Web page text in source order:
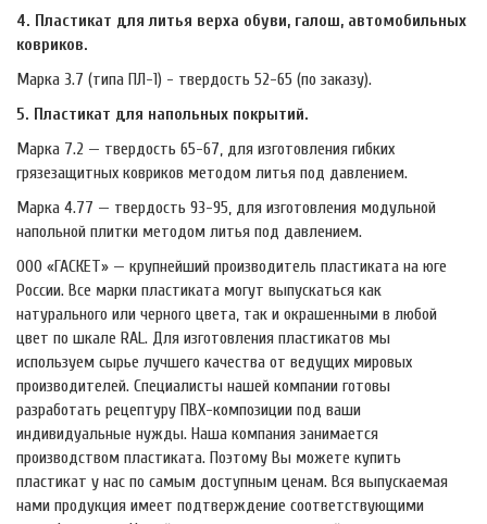
4.​ Пластикат для литья верха обуви, галош, автомобильных
ковриков.
Марка 3.7 (типа ПЛ-1) - твердость 52-65 (по заказу).
5.​ Пластикат для напольных покрытий.
Марка 7.2 — твердость 65-67, для изготовления гибких
грязезащитных ковриков методом литья под давлением.
Марка 4.77 — твердость 93-95, для изготовления модульной
напольной плитки методом литья под давлением.
ООО «ГАСКЕТ» — крупнейший производитель пластиката на юге
России. Все марки пластиката могут выпускаться как
натурального или черного цвета, так и окрашенными в любой
цвет по шкале RAL. Для изготовления пластикатов мы
используем сырье лучшего качества от ведущих мировых
производителей. Специалисты нашей компании готовы
разработать рецептуру ПВХ-композиции под ваши
индивидуальные нужды. Наша компания занимается
производством пластиката. Поэтому Вы можете купить
пластикат у нас по самым доступным ценам. Вся выпускаемая
нами продукция имеет подтверждение соответствующими